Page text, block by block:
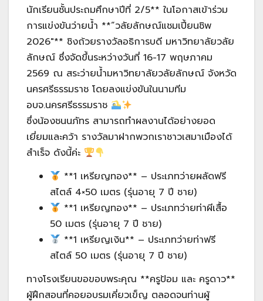
นักเรียนชั้นประถมศึกษาปีที่ 2/5** ในโอกาสเข้าร่วม
การแข่งขันว่ายน้ำ **”วลัยลักษณ์แชมเปี้ยนชิพ
2026″** ชิงถ้วยรางวัลอธิการบดี มหาวิทยาลัยวลัย
ลักษณ์ ซึ่งจัดขึ้นระหว่างวันที่ 16-17 พฤษภาคม
2569 ณ สระว่ายน้ำมหาวิทยาลัยวลัยลักษณ์ จังหวัด
นครศรีธรรมราช โดยลงแข่งขันในนามทีม
อบจ.นครศรีธรรมราช
ซึ่งน้องชนนภัทร สามารถทำผลงานได้อย่างยอด
เยี่ยมและคว้า รางวัลมาฝากพวกเราชาวเสมาเมืองได้
สำเร็จ ดังนี้ค่ะ
**1 เหรียญทอง** – ประเภทว่ายผลัดฟรี
สไตล์ 4×50 เมตร (รุ่นอายุ 7 ปี ชาย)
**1 เหรียญทอง** – ประเภทว่ายท่าผีเสื้อ
50 เมตร (รุ่นอายุ 7 ปี ชาย)
**1 เหรียญเงิน** – ประเภทว่ายท่าฟรี
สไตล์ 50 เมตร (รุ่นอายุ 7 ปี ชาย)
ทางโรงเรียนขอขอบพระคุณ **ครูป้อม และ ครูดาว**
ผู้ฝึกสอนที่คอยอบรมเคี่ยวเข็ญ ตลอดจนท่านผู้